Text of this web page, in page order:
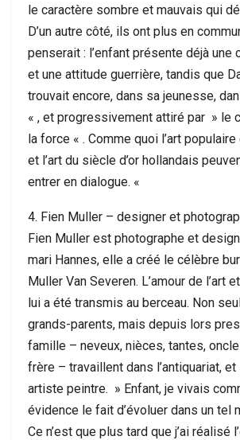
le caractère sombre et mauvais qui
D’un autre côté, ils ont plus en
penserait : l’enfant présente déjà une
et une attitude guerrière, tandis que
trouvait encore, dans sa jeunesse,
« , et progressivement attiré par » le
la force « . Comme quoi l’art
et l’art du siècle d’or hollandais
entrer en dialogue. «
4. Fien Muller – designer et
Fien Muller est photographe et
mari Hannes, elle a créé le célèbre
Muller Van Severen. L’amour de l’art
lui a été transmis au berceau. Non
grands-parents, mais depuis lors
famille – neveux, nièces, tantes,
frère – travaillent dans l’antiquariat,
artiste peintre. » Enfant, je vivais
évidence le fait d’évoluer dans un tel
Ce n’est que plus tard que j’ai réalisé